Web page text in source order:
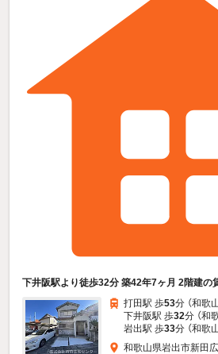
下井阪駅より徒歩32分 築42年7ヶ月 2階建の
打田駅 歩53分 （和歌
下井阪駅 歩32分 （和
岩出駅 歩33分 （和歌
和歌山県岩出市新田